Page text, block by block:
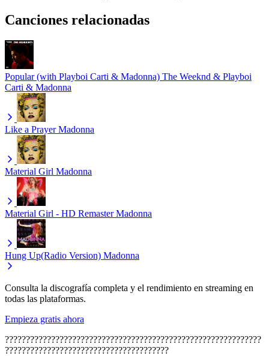
Canciones relacionadas
Popular (with Playboi Carti & Madonna) The Weeknd & Playboi
Carti & Madonna
Like a Prayer Madonna
Material Girl Madonna
Material Girl - HD Remaster Madonna
Hung Up(Radio Version) Madonna
Consulta la discografía completa y el rendimiento en streaming en
todas las plataformas.
Empieza gratis ahora
?????????????????????????????????????????????????????????????
???????????????????????????????????????